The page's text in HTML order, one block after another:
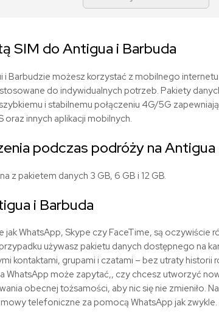
SIM do Antigua i Barbuda
i Barbudzie możesz korzystać z mobilnego
do indywidualnych potrzeb. Pakiety
i stabilnemu połączeniu 4G/5G
oraz innych aplikacji mobilnych.
podczas podróży na
z pakietem danych 3 GB, 6 GB i 12 GB.
i Barbuda
jak WhatsApp, Skype czy FaceTime, są oczywiście
używasz pakietu danych dostępnego na
kontaktami, grupami i czatami – bez utraty historii
WhatsApp może zapytać,, czy chcesz utworzyć
obecnej tożsamości, aby nic się nie zmieniło.
telefoniczne za pomocą WhatsApp jak zwykle.